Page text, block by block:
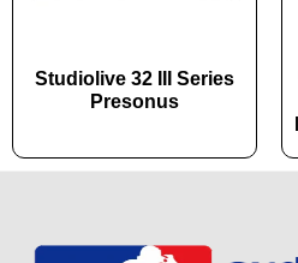
Studiolive 32 III Series
Presonus